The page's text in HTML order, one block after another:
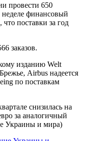
провести 650
неделе финансовый
что поставки за год
заказов.
изданию Welt
Airbus надеется
по поставкам
снизилась на
за аналогичный
Украины и мира)